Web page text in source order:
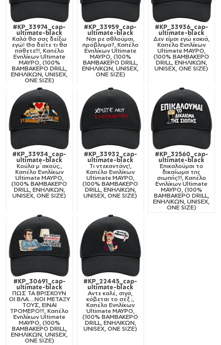
#KP_33974_cap-
ultimate-black
Καλά θα σας δείξω
εγώ! Θα δείτε τι θα
πάθετε!!!, Καπέλο
Ενηλίκων Ultimate
ΜΑΥΡΟ, (100%
ΒΑΜΒΑΚΕΡΟ DRILL,
ΕΝΗΛΙΚΩΝ, UNISEX,
ONE SIZE)
#KP_33959_cap-
ultimate-black
Ναι ρε αθλούμαι,
πρόβλημα?, Καπέλο
Ενηλίκων Ultimate
ΜΑΥΡΟ, (100%
ΒΑΜΒΑΚΕΡΟ DRILL,
ΕΝΗΛΙΚΩΝ, UNISEX,
ONE SIZE)
#KP_33936_cap-
ultimate-black
Δεν είμαι εγώ κακιά,
Καπέλο Ενηλίκων
Ultimate ΜΑΥΡΟ,
(100% ΒΑΜΒΑΚΕΡΟ
DRILL, ΕΝΗΛΙΚΩΝ,
UNISEX, ONE SIZE)
#KP_33934_cap-
ultimate-black
Κούλα μ΄ακούς;,
Καπέλο Ενηλίκων
Ultimate ΜΑΥΡΟ,
(100% ΒΑΜΒΑΚΕΡΟ
DRILL, ΕΝΗΛΙΚΩΝ,
UNISEX, ONE SIZE)
#KP_33932_cap-
ultimate-black
Tι ντεκαντάνς!,
Καπέλο Ενηλίκων
Ultimate ΜΑΥΡΟ,
(100% ΒΑΜΒΑΚΕΡΟ
DRILL, ΕΝΗΛΙΚΩΝ,
UNISEX, ONE SIZE)
#KP_32560_cap-
ultimate-black
Επικαλούμαι το
δικαίωμα της
σιωπής!!!, Καπέλο
Ενηλίκων Ultimate
ΜΑΥΡΟ, (100%
ΒΑΜΒΑΚΕΡΟ DRILL,
ΕΝΗΛΙΚΩΝ, UNISEX,
ONE SIZE)
#KP_30691_cap-
ultimate-black
ΠΩΣ ΤΑ ΒΡΙΣΚΟΥΝ
ΟΙ ΒΛΑ....ΝΟΙ ΜΕΤΑΞΥ
ΤΟΥΣ, ΕΙΝΑΙ
ΤΡΟΜΕΡΟ!!!, Καπέλο
Ενηλίκων Ultimate
ΜΑΥΡΟ, (100%
ΒΑΜΒΑΚΕΡΟ DRILL,
ΕΝΗΛΙΚΩΝ, UNISEX,
ONE SIZE)
#KP_22445_cap-
ultimate-black
Αντε καλέ, σιγά,
κόβεται το σέξ ;,
Καπέλο Ενηλίκων
Ultimate ΜΑΥΡΟ,
(100% ΒΑΜΒΑΚΕΡΟ
DRILL, ΕΝΗΛΙΚΩΝ,
UNISEX, ONE SIZE)